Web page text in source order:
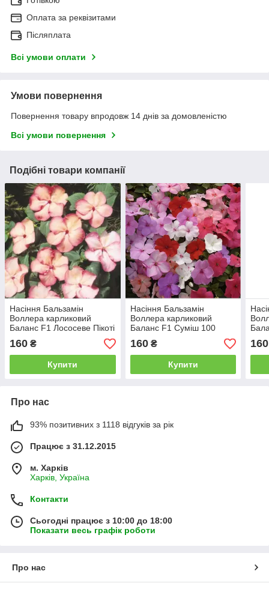
Оплата за реквізитами
Післяплата
Всі умови оплати
Умови повернення
Повернення товару впродовж 14 днів за домовленістю
Всі умови повернення
Подібні товари компанії
Насіння Бальзамін
Воллера карликовий
Баланс F1 Лососеве Пікоті
100 насінин Hem Genetics
160 ₴
Купити
Насіння Бальзамін
Воллера карликовий
Баланс F1 Cуміш 100
насінин Hem Genetics
160₴
Купити
160
Про нас
93% позитивних з 1118 відгуків за рік
Працює з 31.12.2015
м. Харків
Харків, Україна
Контакти
Сьогодні працює з 10:00 до 18:00
Показати весь графік роботи
Про нас